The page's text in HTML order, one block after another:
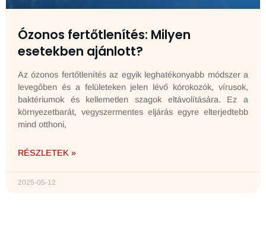
Ózonos fertőtlenítés: Milyen
esetekben ajánlott?
Az ózonos fertőtlenítés az egyik leghatékonyabb módszer a
levegőben és a felületeken jelen lévő kórokozók, vírusok,
baktériumok és kellemetlen szagok eltávolítására. Ez a
környezetbarát, vegyszermentes eljárás egyre elterjedtebb
mind otthoni,
RÉSZLETEK »
2025-05-12